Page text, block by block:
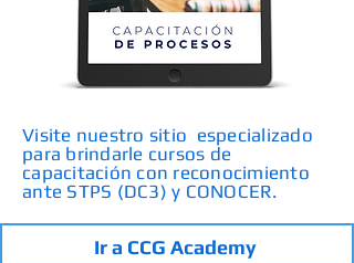
Visite nuestro sitio especializado
para brindarle cursos de
capacitación con reconocimiento
ante STPS (DC3) y CONOCER.
Ir a CCG Academy